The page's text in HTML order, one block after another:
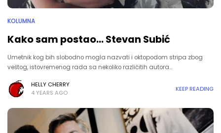
KOLUMNA
Kako sam postao… Stevan Subić
Umetnik kog bih slobodno mogla nazvati i oktopodom stripa zbog
veštog, istovremenog rada sa nekoliko različitih autora…
HELLY CHERRY
4 YEARS AGO
KEEP READING